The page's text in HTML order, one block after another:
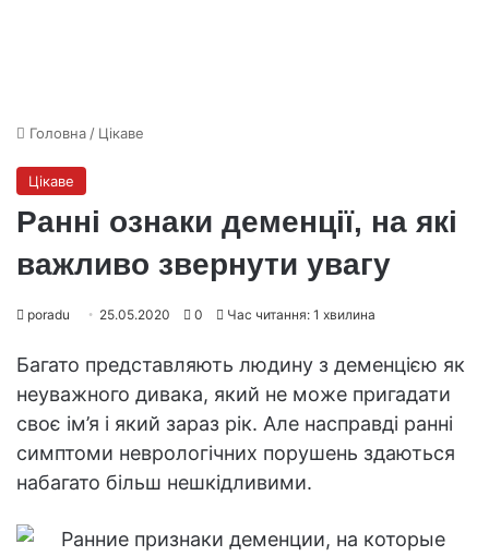
Головна / Цікаве
Цікаве
Ранні ознаки деменції, на які
важливо звернути увагу
poradu 25.05.2020 0 Час читання: 1 хвилина
Багато представляють людину з деменцією як
неуважного дивака, який не може пригадати
своє ім’я і який зараз рік. Але насправді ранні
симптоми неврологічних порушень здаються
набагато більш нешкідливими.